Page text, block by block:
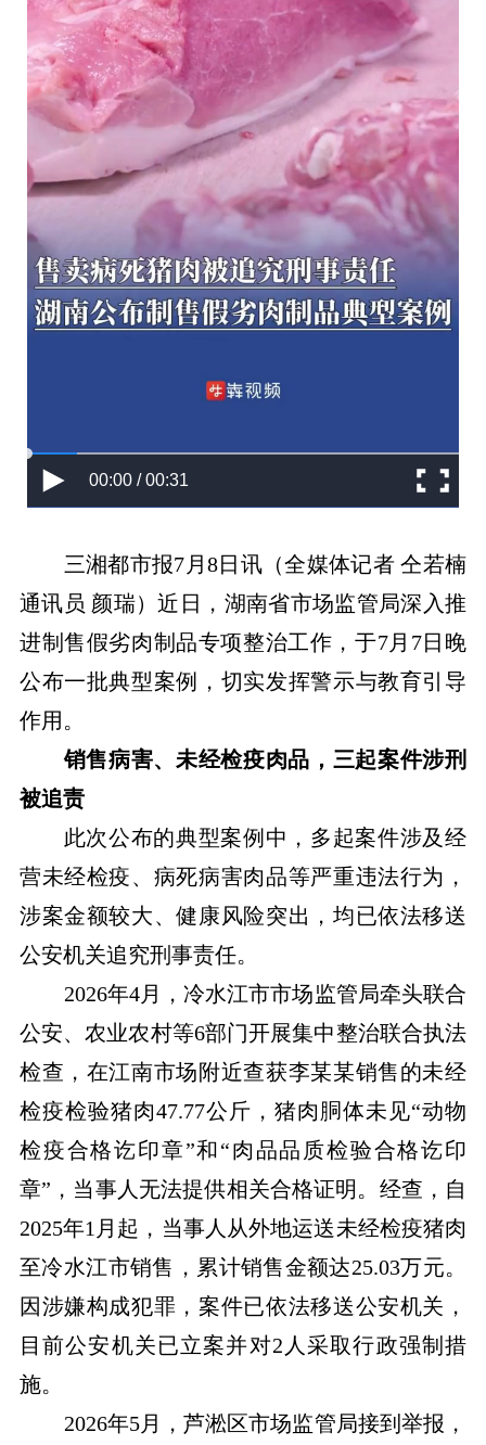
00:00 / 00:31
三湘都市报7月8日讯（全媒体记者 仝若楠
通讯员 颜瑞）近日，湖南省市场监管局深入推
进制售假劣肉制品专项整治工作，于7月7日晚
公布一批典型案例，切实发挥警示与教育引导
作用。
销售病害、未经检疫肉品，三起案件涉刑
被追责
此次公布的典型案例中，多起案件涉及经
营未经检疫、病死病害肉品等严重违法行为，
涉案金额较大、健康风险突出，均已依法移送
公安机关追究刑事责任。
2026年4月，冷水江市市场监管局牵头联合
公安、农业农村等6部门开展集中整治联合执法
检查，在江南市场附近查获李某某销售的未经
检疫检验猪肉47.77公斤，猪肉胴体未见“动物
检疫合格讫印章”和“肉品品质检验合格讫印
章”，当事人无法提供相关合格证明。经查，自
2025年1月起，当事人从外地运送未经检疫猪肉
至冷水江市销售，累计销售金额达25.03万元。
因涉嫌构成犯罪，案件已依法移送公安机关，
目前公安机关已立案并对2人采取行政强制措
施。
2026年5月，芦淞区市场监管局接到举报，